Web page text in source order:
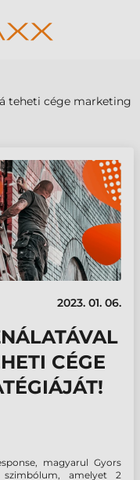
teheti cége marketing
2023. 01. 06.
CÉGE
magyarul Gyors
amelyet 2